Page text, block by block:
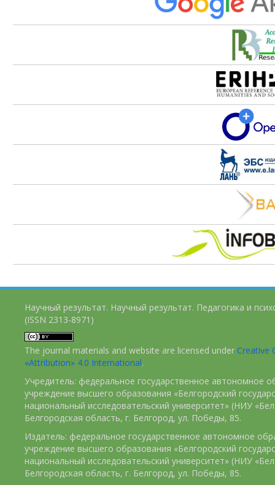
Научный результат. Научный результат. Педагогика и
(ISSN 2313-8971)
The journal materials and website are licensed under Creative
«Attribution» 4.0 International.
Учредитель: федеральное государственное автономное
учреждение высшего образования «Белгородский
национальный исследовательский университет» (НИУ
Белгородская область, г. Белгород, ул. Победы, 85.
Издатель: федеральное государственное автономное
учреждение высшего образования «Белгородский
национальный исследовательский университет» (НИУ
Белгородская область, г. Белгород, ул. Победы, 85.